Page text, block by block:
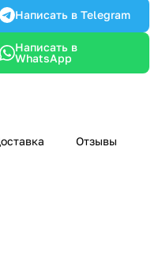
Написать в Telegram
Написать в
WhatsApp
Отзывы